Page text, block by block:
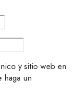
y sitio web en
haga un